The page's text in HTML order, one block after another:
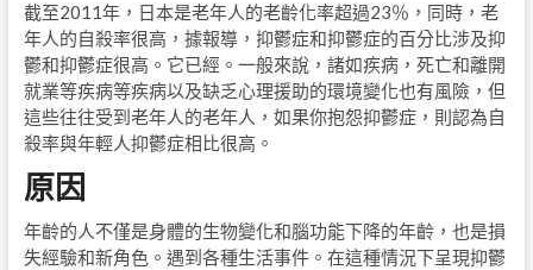
截至2011年，日本是老年人的老齡化率超過23％，同時，老
年人的自殺率很高，據報導，抑鬱症和抑鬱症的百分比涉及抑
鬱和抑鬱症很高。它已經。一般來說，諸如疾病，死亡和離開
就業等疾病等疾病以及缺乏心理援助的環境變化也有風險，但
這些往往受到老年人的老年人，如果你抱怨抑鬱症，則認為自
殺率與年輕人抑鬱症相比很高。
原因
年齡的人不僅是身體的生物變化和腦功能下降的年齡，也是損
失經驗和新角色。遇到各種生活事件。在這種情況下呈現抑鬱